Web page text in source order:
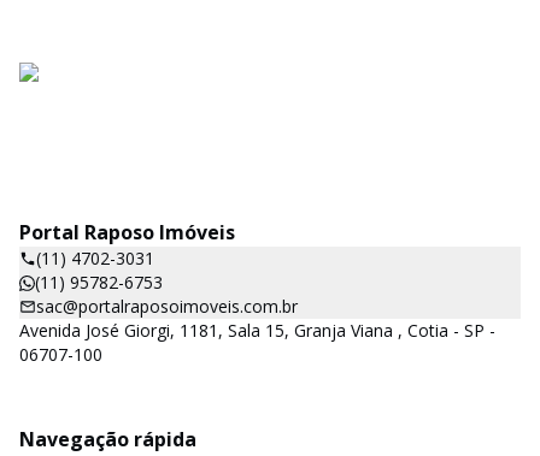
Portal Raposo Imóveis
(11) 4702-3031
(11) 95782-6753
sac@portalraposoimoveis.com.br
Avenida José Giorgi, 1181, Sala 15, Granja Viana , Cotia - SP -
06707-100
Navegação rápida